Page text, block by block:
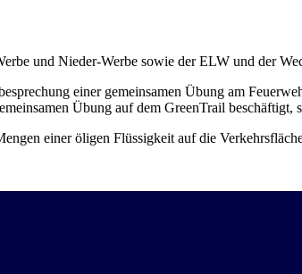
und Nieder-Werbe sowie der ELW und der
einer gemeinsamen Übung am
Übung auf dem GreenTrail beschäftigt,
einer öligen Flüssigkeit auf die